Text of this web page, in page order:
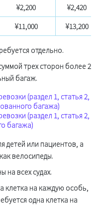
¥2,200
¥2,420
¥11,000 ¥13,200
отдельно.
трех сторон более 2
багаж.
(раздел 1, статья 2,
багажа)
(раздел 1, статья 2,
багажа)
детей или пациентов, а
велосипеды.
на всех судах.
клетка на каждую особь,
одна клетка на